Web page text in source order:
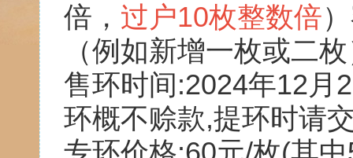
倍， 过户10枚整数倍
（例如新增一枚或二
售环时间:2024年12月
环概不赊款,提环时请